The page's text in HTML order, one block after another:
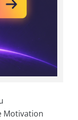
Motivation